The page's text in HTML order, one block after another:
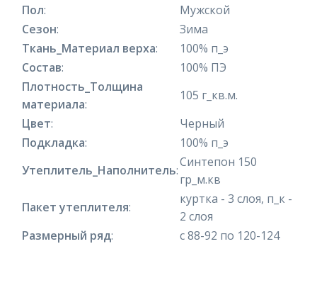
Пол:
Мужской
Сезон:
Зима
Ткань_Материал верха:
100% п_э
Состав:
100% ПЭ
Плотность_Толщина
материала:
105 г_кв.м.
Цвет:
Черный
Подкладка:
100% п_э
Утеплитель_Наполнитель:
Синтепон 150
гр_м.кв
Пакет утеплителя:
куртка - 3 слоя, п_к -
2 слоя
Размерный ряд: с 88-92 по 120-124